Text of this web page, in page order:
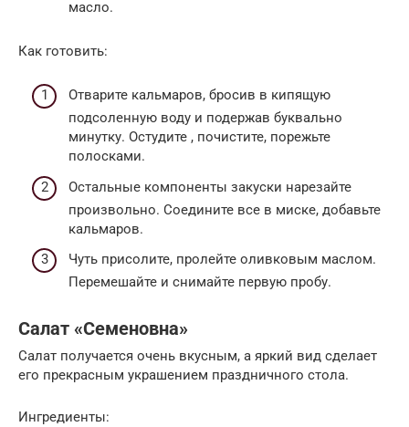
масло.
Как готовить:
Отварите кальмаров, бросив в кипящую
подсоленную воду и подержав буквально
минутку. Остудите , почистите, порежьте
полосками.
Остальные компоненты закуски нарезайте
произвольно. Соедините все в миске, добавьте
кальмаров.
Чуть присолите, пролейте оливковым маслом.
Перемешайте и снимайте первую пробу.
Салат «Семеновна»
Салат получается очень вкусным, а яркий вид сделает
его прекрасным украшением праздничного стола.
Ингредиенты: